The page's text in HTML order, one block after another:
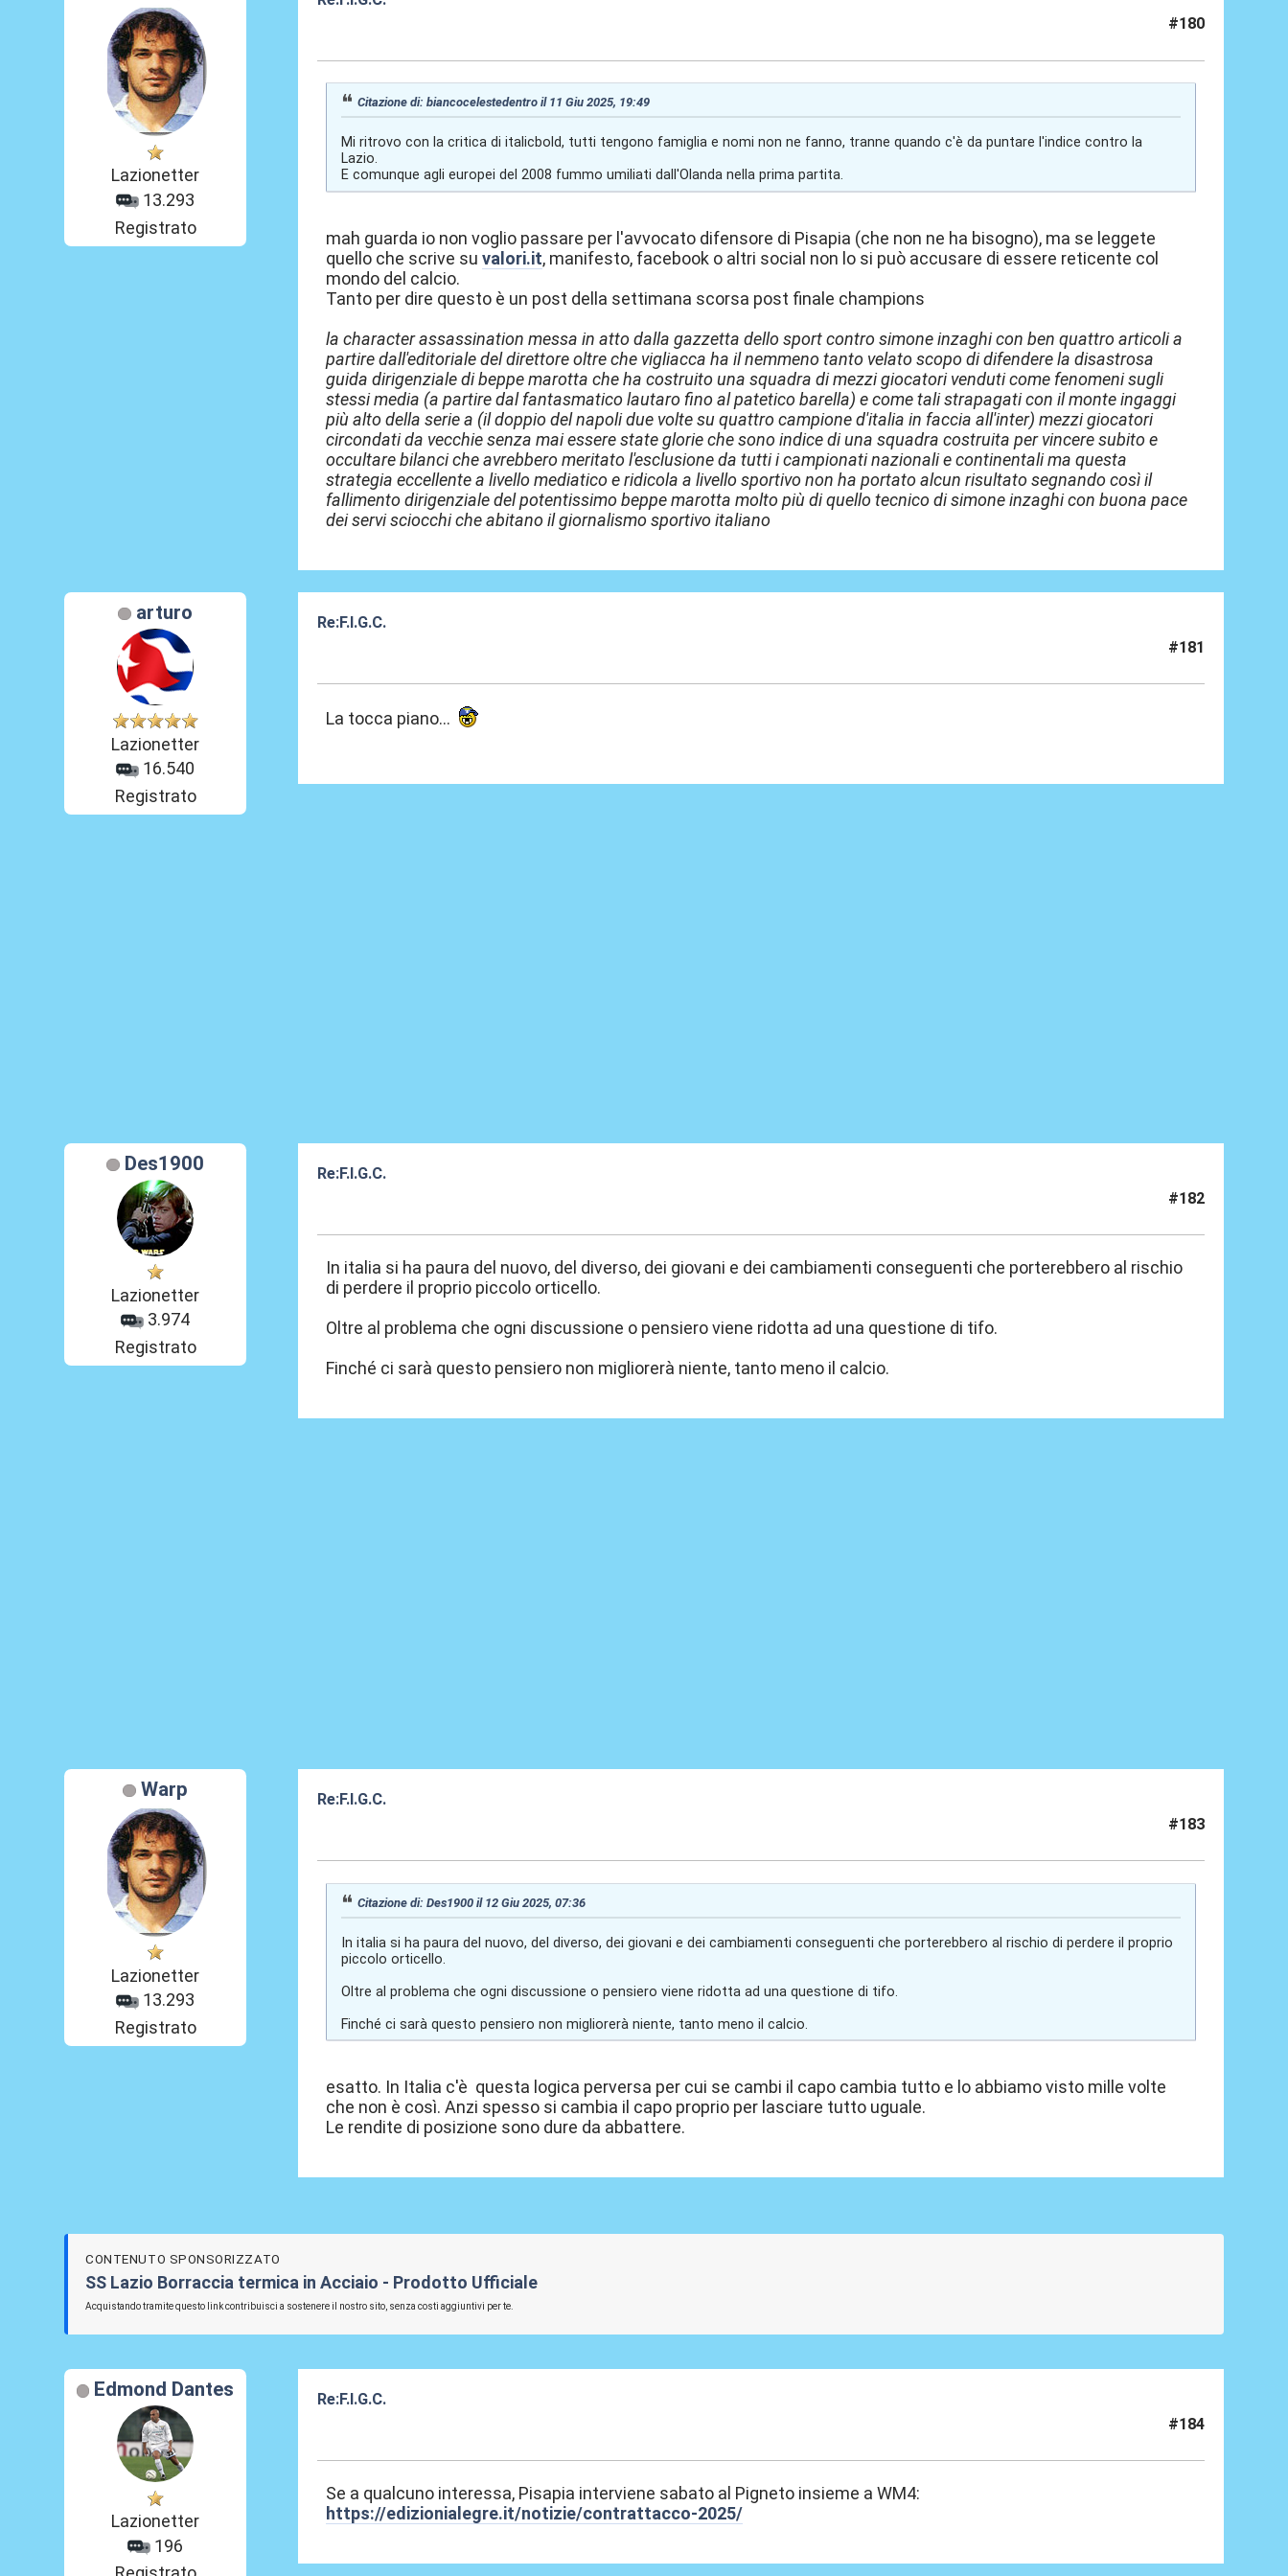
Lazionetter
13.293
Registrato
#180
Citazione di: biancocelestedentro il 11 Giu 2025, 19:49
Mi ritrovo con la critica di italicbold, tutti tengono famiglia e nomi non ne fanno, tranne quando c'è da puntare l'indice contro la
Lazio.
E comunque agli europei del 2008 fummo umiliati dall'Olanda nella prima partita.
mah guarda io non voglio passare per l'avvocato difensore di Pisapia (che non ne ha bisogno), ma se leggete
quello che scrive suvalori.it, manifesto, facebook o altri social non lo si può accusare di essere reticente col
mondo del calcio.
Tanto per dire questo è un post della settimana scorsa post finale champions
la character assassination messa in atto dalla gazzetta dello sport contro simone inzaghi con ben quattro articoli a
partire dall'editoriale del direttore oltre che vigliacca ha il nemmeno tanto velato scopo di difendere la disastrosa
guida dirigenziale di beppe marotta che ha costruito una squadra di mezzi giocatori venduti come fenomeni sugli
stessi media (a partire dal fantasmatico lautaro fino al patetico barella) e come tali strapagati con il monte ingaggi
più alto della serie a (il doppio del napoli due volte su quattro campione d'italia in faccia all'inter) mezzi giocatori
circondati da vecchie senza mai essere state glorie che sono indice di una squadra costruita per vincere subito e
occultare bilanci che avrebbero meritato l'esclusione da tutti i campionati nazionali e continentali ma questa
strategia eccellente a livello mediatico e ridicola a livello sportivo non ha portato alcun risultato segnando così il
fallimento dirigenziale del potentissimo beppe marotta molto più di quello tecnico di simone inzaghi con buona pace
dei servi sciocchi che abitano il giornalismo sportivo italiano
arturo
Lazionetter
16.540
Registrato
Re:F.I.G.C.
#181
La tocca piano...
Des1900
Lazionetter
3.974
Registrato
Re:F.I.G.C.
#182
In italia si ha paura del nuovo, del diverso, dei giovani e dei cambiamenti conseguenti che porterebbero al rischio
di perdere il proprio piccolo orticello.
Oltre al problema che ogni discussione o pensiero viene ridotta ad una questione di tifo.
Finché ci sarà questo pensiero non migliorerà niente, tanto meno il calcio.
Warp
Lazionetter
13.293
Registrato
Re:F.I.G.C.
#183
Citazione di: Des1900 il 12 Giu 2025, 07:36
In italia si ha paura del nuovo, del diverso, dei giovani e dei cambiamenti conseguenti che porterebbero al rischio di perdere il proprio
piccolo orticello.
Oltre al problema che ogni discussione o pensiero viene ridotta ad una questione di tifo.
Finché ci sarà questo pensiero non migliorerà niente, tanto meno il calcio.
esatto. In Italia c'è questa logica perversa per cui se cambi il capo cambia tutto e lo abbiamo visto mille volte
che non è così. Anzi spesso si cambia il capo proprio per lasciare tutto uguale.
Le rendite di posizione sono dure da abbattere.
CONTENUTO SPONSORIZZATO
SS Lazio Borraccia termica in Acciaio - Prodotto Ufficiale
Acquistando tramite questo link contribuisci a sostenere il nostro sito, senza costi aggiuntivi per te.
Edmond Dantes
Lazionetter
196
Re:F.I.G.C.
#184
Se a qualcuno interessa, Pisapia interviene sabato al Pigneto insieme a WM4:
https://edizionialegre.it/notizie/contrattacco-2025/